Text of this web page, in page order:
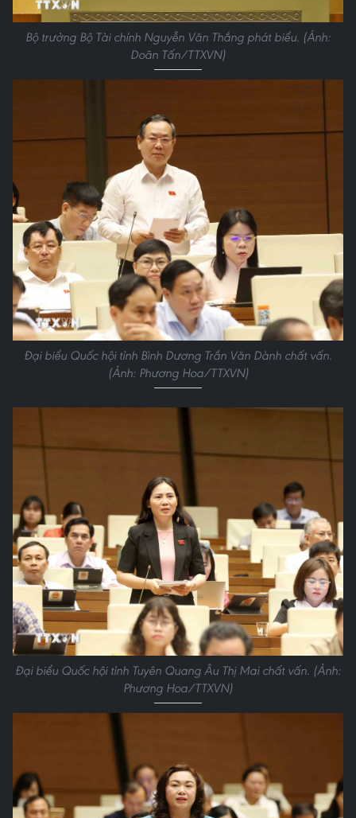
Bộ trưởng Bộ Tài chính Nguyễn Văn Thắng phát biểu. (Ảnh:
Doãn Tấn/TTXVN)
Đại biểu Quốc hội tỉnh Bình Dương Trần Văn Dành chất vấn.
(Ảnh: Phương Hoa/TTXVN)
Đại biểu Quốc hội tỉnh Tuyên Quang Âu Thị Mai chất vấn. (Ảnh:
Phương Hoa/TTXVN)